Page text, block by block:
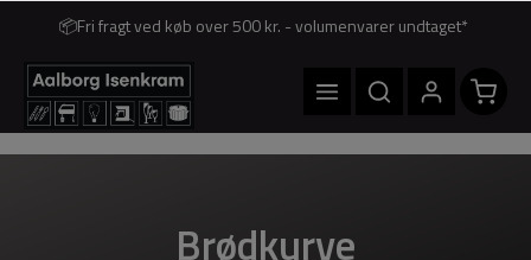
📦Fri fragt ved køb over 500 kr. - volumenvarer undtaget*
Brødkurve